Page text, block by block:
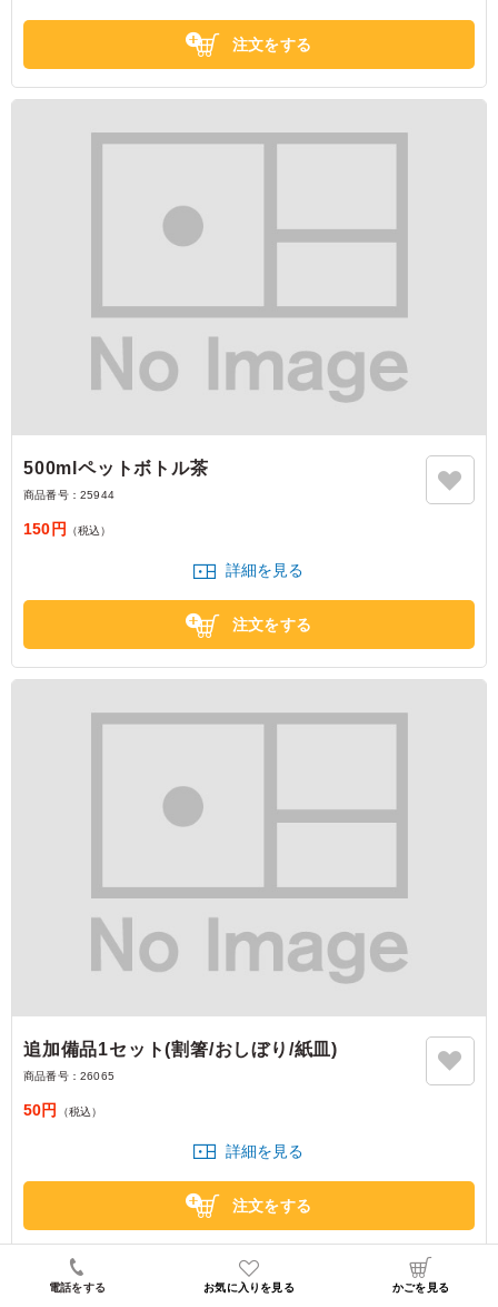
愛知県名古屋市中区錦2023/12/28
注文をする
500mlペットボトル茶
商品番号： 25944
150円 （税込）
詳細を見る
注文をする
追加備品1セット(割箸/おしぼり/紙皿)
商品番号： 26065
50円 （税込）
詳細を見る
注文をする
電話をする お気に入りを見る かごを見る